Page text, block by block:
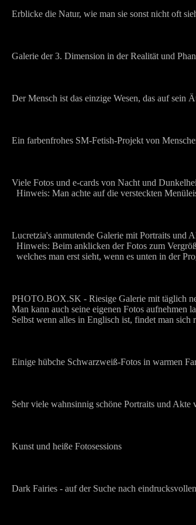
Erblicke die Natur, wie man sie sonst nicht oft
Galerie der 3. Dimension in der Realität und
Der Mensch ist das einzige Wesen, das auf sein
Ein farbenfrohes SM-Fetish-Projekt von
Viele Fotos und e-cards von Nacht und
Hinweis: Man achte auf die versteckten
Lucretzia's anmutende Galerie mit Portraits und
Hinweis: Beim anklicken der Fotos zum
welches man erst sieht, wenn es unten in der
PHOTO.BOX.SK - Riesige Galerie mit täglich
Man kann auch seine eigenen Fotos aufnehmen
Selbst wenn alles in Englisch ist, findet man sich
Einige hübche Schwarzweiß-Fotos in warmen
Sehr viele wahnsinnig schöne Portraits und Akte
Kunst und heiße Fotosessions
Dark Fairies - auf der Suche nach